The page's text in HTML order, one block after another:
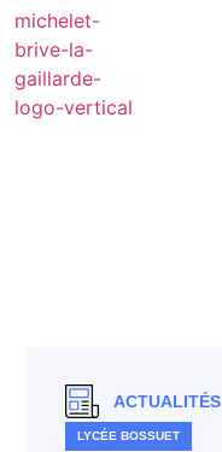
ACTUALITÉS
LYCÉE BOSSUET